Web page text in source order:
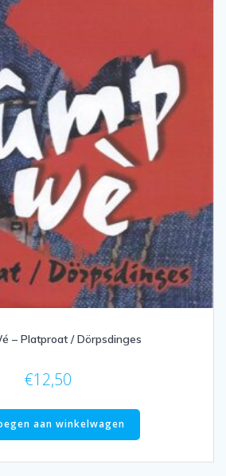
– Platproat / Dörpsdinges
€12,50
aan winkelwagen